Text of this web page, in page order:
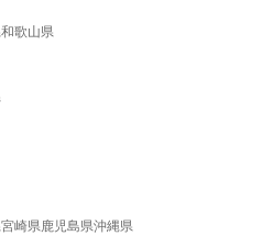
和歌山県
宮崎県鹿児島県沖縄県